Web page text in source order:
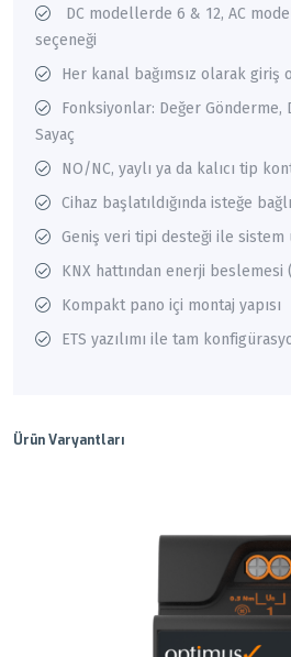
DC modellerde 6 & 12, AC
seçeneği
Her kanal bağımsız olarak
Fonksiyonlar: Değer Gönderme,
Sayaç
NO/NC, yaylı ya da kalıcı tip
Cihaz başlatıldığında isteğe
Geniş veri tipi desteği ile sistem
KNX hattından enerji
Kompakt pano içi montaj yapısı
ETS yazılımı ile tam
Ürün Varyantları